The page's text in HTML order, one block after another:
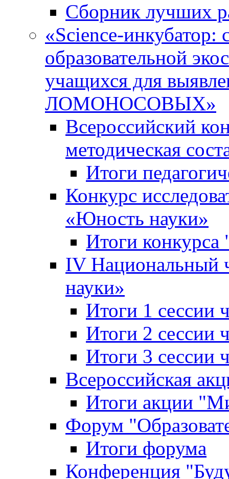
Сборник лучших
«Science-инкубатор:
образовательной
учащихся для
ЛОМОНОСОВЫХ»
Всероссийский
методическая
Итоги
Конкурс
«Юность науки»
Итоги
IV
науки»
Итоги 1 сессии
Итоги 2 сессии
Итоги 3 сессии
Всероссийская
Итоги акции
Форум
Итоги форума
Конференция